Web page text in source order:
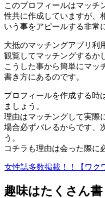
このプロフィールはマッチ
性共に作成していますが、
いう事をアピールする非常
大抵のマッチングアプリ利
観覧してマッチングするか
こうした事から簡単にマッ
書き方にあるのです。
プロフィールを作成する時
ましょう。
理由はマッチングして実際
場合必ずバレるからです、
う。
コチラも理由は会った際に
女性誌多数掲載！！【ワク
趣味はたくさん書